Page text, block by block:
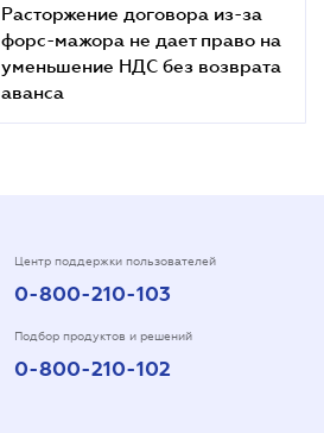
Расторжение договора из-за
форс-мажора не дает право на
уменьшение НДС без возврата
аванса
Центр поддержки пользователей
0-800-210-103
Подбор продуктов и решений
0-800-210-102